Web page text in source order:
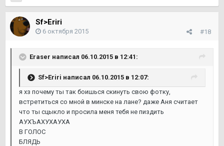
Sf>Eriri
#18
6 октября 2015
Eraser написал 06.10.2015 в 12:41:
Sf>Eriri написал 06.10.2015 в 12:07:
я хз почему ты так боишься скинуть свою фотку,
встретиться со мной в минске на лане? даже Аня считает
что ты сцыкло и просила меня тебя не пиздить
АУХЪАХУХАУХА
В ГОЛОС
БЛЯДЬ